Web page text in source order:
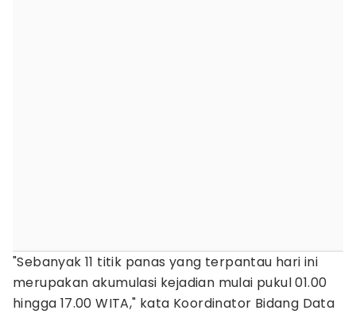
"Sebanyak 11 titik panas yang terpantau hari ini
merupakan akumulasi kejadian mulai pukul 01.00
hingga 17.00 WITA," kata Koordinator Bidang Data